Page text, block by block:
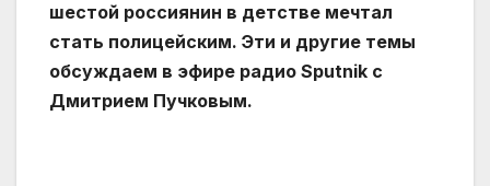
шестой россиянин в детстве мечтал
стать полицейским. Эти и другие темы
обсуждаем в эфире радио Sputnik с
Дмитрием Пучковым.